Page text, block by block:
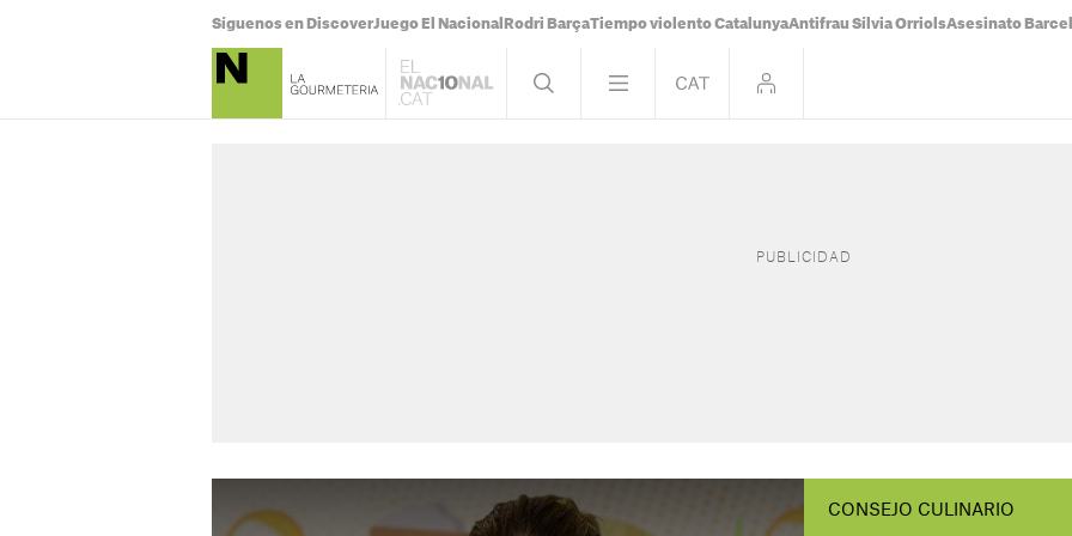
Síguenos en DiscoverJuego El Nacional Rodri BarçaTiempo violento CatalunyaAntifrau Sílvia OrriolsAsesinato
CONSEJO CULINARIO